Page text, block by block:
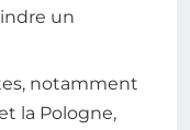
un
notamment
la Pologne,